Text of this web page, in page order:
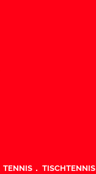
TENNIS TISCHTENNIS